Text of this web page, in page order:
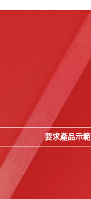
要求產品示範